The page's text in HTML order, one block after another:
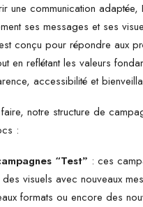
une communication adaptée,
ses messages et ses
conçu pour répondre aux
en reflétant les valeurs
accessibilité et
notre structure de
:
“Testˮ : ces
des visuels avec nouveaux
formats ou encore des